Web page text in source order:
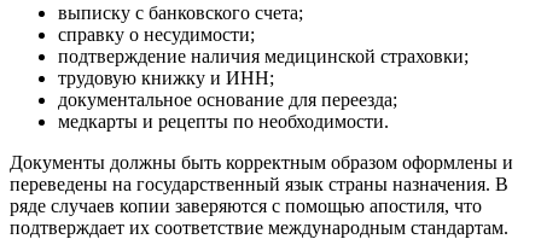
выписку с банковского счета;
справку о несудимости;
подтверждение наличия медицинской страховки;
трудовую книжку и ИНН;
документальное основание для переезда;
медкарты и рецепты по необходимости.
Документы должны быть корректным образом оформлены и
переведены на государственный язык страны назначения. В
ряде случаев копии заверяются с помощью апостиля, что
подтверждает их соответствие международным стандартам.